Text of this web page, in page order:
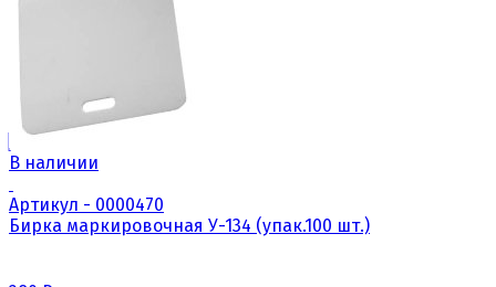
В наличии
Артикул - 0000470
Бирка маркировочная У-134 (упак.100 шт.)